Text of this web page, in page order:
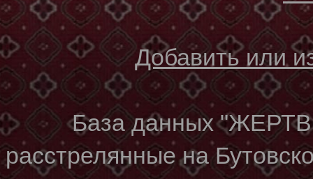
Добавить или
База данных
расстрелянные на